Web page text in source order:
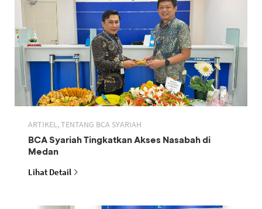
ARTIKEL, TENTANG BCA SYARIAH
BCA Syariah Tingkatkan Akses Nasabah di
Medan
Lihat Detail